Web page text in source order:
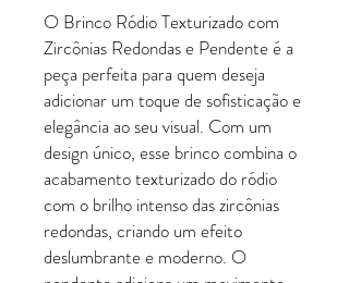
O Brinco Ródio Texturizado com
Zircônias Redondas e Pendente é a
peça perfeita para quem deseja
adicionar um toque de sofisticação e
elegância ao seu visual. Com um
design único, esse brinco combina o
acabamento texturizado do ródio
com o brilho intenso das zircônias
redondas, criando um efeito
deslumbrante e moderno. O